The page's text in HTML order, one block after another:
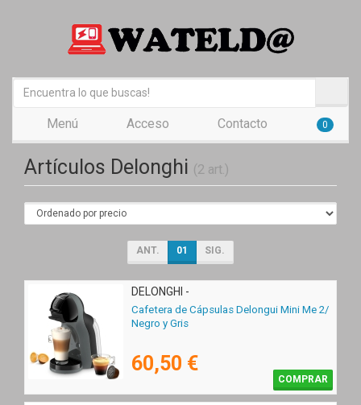
Menú Acceso Contacto 0
Artículos Delonghi (2 art.)
ANT. 01 SIG.
DELONGHI -
Cafetera de Cápsulas Delongui Mini Me 2/
Negro y Gris
60,50 €
COMPRAR